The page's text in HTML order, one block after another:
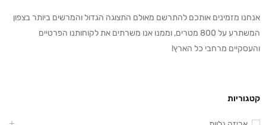
אנחנו מזמינים אותכם להתרשם מאולם התצוגה הגדול והמרשים ביותר בצפון
המשתרע על 800 מטרים, וממנו אנו משרתים את לקוחותנו הפרטיים
והעסקיים מרחבי כל הארץ!
קטגוריות